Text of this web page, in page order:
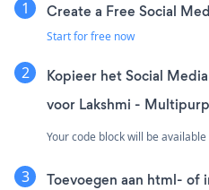
Create a Free Social
Start for free now
Kopieer het Social
voor Lakshmi -
Your code block will be
Toevoegen aan html-